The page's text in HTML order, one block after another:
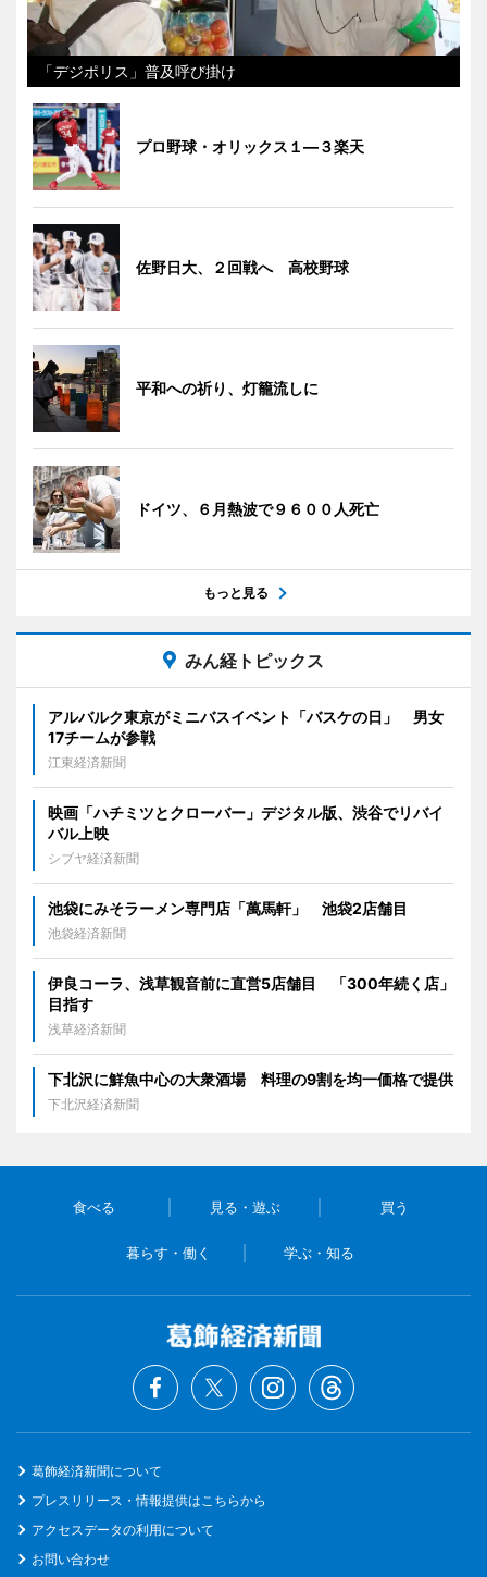
「デジポリス」普及呼び掛け
プロ野球・オリックス１―３楽天
佐野日大、２回戦へ 高校野球
平和への祈り、灯籠流しに
ドイツ、６月熱波で９６００人死亡
もっと見る
みん経トピックス
アルバルク東京がミニバスイベント「バスケの日」 男女
17チームが参戦
江東経済新聞
映画「ハチミツとクローバー」デジタル版、渋谷でリバイ
バル上映
シブヤ経済新聞
池袋にみそラーメン専門店「萬馬軒」 池袋2店舗目
池袋経済新聞
伊良コーラ、浅草観音前に直営5店舗目 「300年続く店」
目指す
浅草経済新聞
下北沢に鮮魚中心の大衆酒場 料理の9割を均一価格で提供
下北沢経済新聞
食べる 見る・遊ぶ 買う
暮らす・働く 学ぶ・知る
葛飾経済新聞について
プレスリリース・情報提供はこちらから
アクセスデータの利用について
お問い合わせ